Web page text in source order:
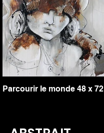
Parcourir le monde 48 x 72